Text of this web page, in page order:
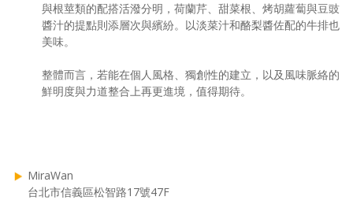
與根莖類的配搭活潑分明，荷蘭芹、甜菜根、烤胡蘿蔔與豆豉
醬汁的提點則添層次與繽紛。以淡菜汁和酪梨醬佐配的牛排也
美味。
整體而言，若能在個人風格、獨創性的建立，以及風味脈絡的
鮮明度與力道整合上再更進境，值得期待。
MiraWan
台北市信義區松智路17號47F